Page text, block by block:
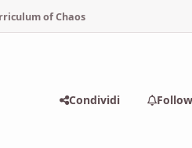
of Chaos
Condividi